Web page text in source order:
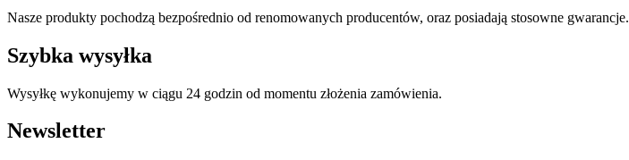
Nasze produkty pochodzą bezpośrednio od renomowanych producentów, oraz posiadają stosowne gwarancje.
Szybka wysyłka
Wysyłkę wykonujemy w ciągu 24 godzin od momentu złożenia zamówienia.
Newsletter